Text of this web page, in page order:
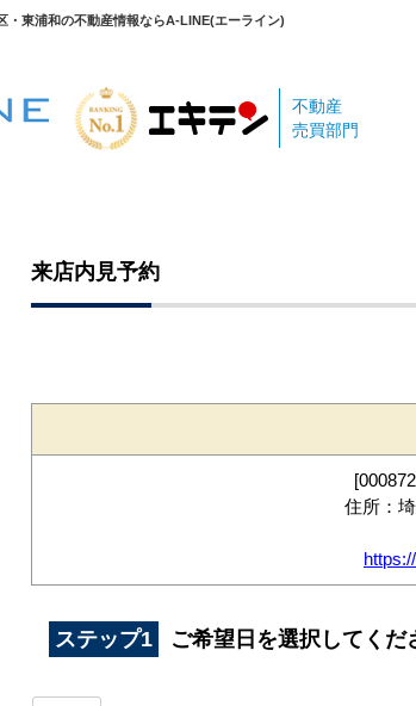
・東浦和の不動産情報ならA-LINE(エーライン)
不動産
売買部門
来店内見予約
住所：
ステップ1 ご希望日を選択してくだ